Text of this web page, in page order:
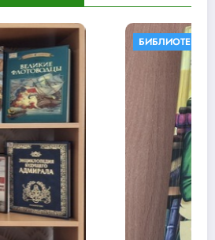
КНИЖНЫЕ ВЫСТАВКИ